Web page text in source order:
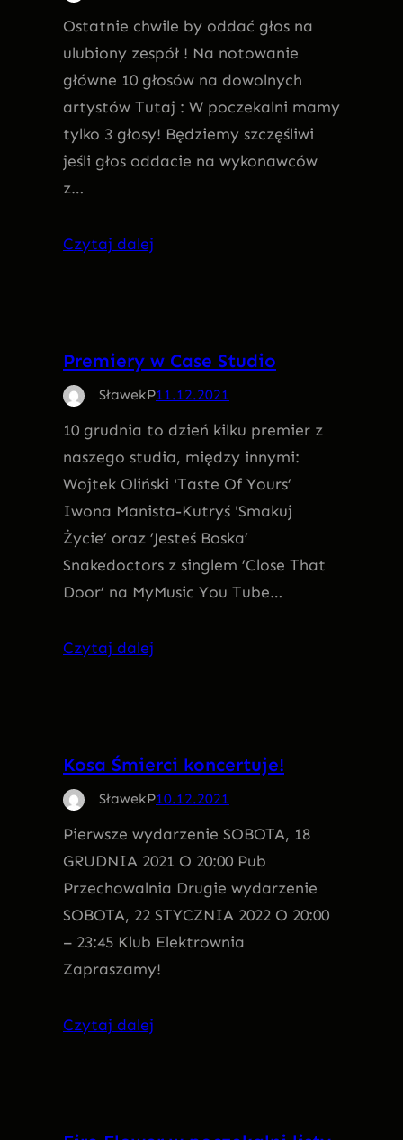
Ostatnie chwile by oddać głos na
ulubiony zespół ! Na notowanie
główne 10 głosów na dowolnych
artystów Tutaj : W poczekalni mamy
tylko 3 głosy! Będziemy szczęśliwi
jeśli głos oddacie na wykonawców
z…
Czytaj dalej
Premiery w Case Studio
SławekP11.12.2021
10 grudnia to dzień kilku premier z
naszego studia, między innymi:
Wojtek Oliński 'Taste Of Yours’
Iwona Manista-Kutryś 'Smakuj
Życie’ oraz ’Jesteś Boska’
Snakedoctors z singlem ’Close That
Door’ na MyMusic You Tube…
Czytaj dalej
Kosa Śmierci koncertuje!
SławekP10.12.2021
Pierwsze wydarzenie SOBOTA, 18
GRUDNIA 2021 O 20:00 Pub
Przechowalnia Drugie wydarzenie
SOBOTA, 22 STYCZNIA 2022 O 20:00
– 23:45 Klub Elektrownia
Zapraszamy!
Czytaj dalej